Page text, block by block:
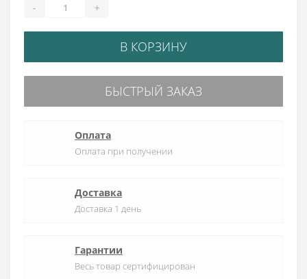
- +
В КОРЗИНУ
БЫСТРЫЙ ЗАКАЗ
Оплата
Оплата при получении
Доставка
Доставка 1 день
Гарантии
Весь товар сертифицирован